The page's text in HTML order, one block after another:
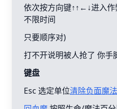
依次按方向键↑↑←↓进入
不限时间
只要顺序对)
打不开说明被人抢了 你手
键盘
Esc 选定单位清除负面魔